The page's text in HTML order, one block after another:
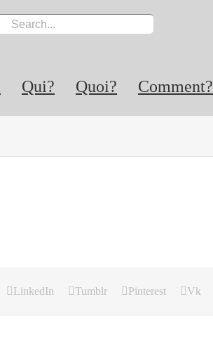
Qui? Quoi? Comment?
LinkedIn Tumblr Pinterest Vk